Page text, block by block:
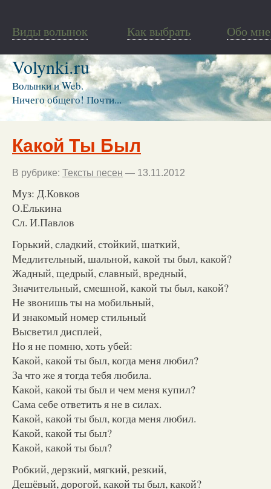
Виды волынок Как выбрать Обо мне
Volynki.ru
Волынки и Web.
Ничего общего! Почти...
Какой Ты Был
В рубрике: Тексты песен — 13.11.2012
Муз: Д.Ковков
О.Елькина
Сл. И.Павлов
Горький, сладкий, стойкий, шаткий,
Медлительный, шальной, какой ты был, какой?
Жадный, щедрый, славный, вредный,
Значительный, смешной, какой ты был, какой?
Не звонишь ты на мобильный,
И знакомый номер стильный
Высветил дисплей,
Но я не помню, хоть убей:
Какой, какой ты был, когда меня любил?
За что же я тогда тебя любила.
Какой, какой ты был и чем меня купил?
Сама себе ответить я не в силах.
Какой, какой ты был, когда меня любил.
Какой, какой ты был?
Какой, какой ты был?
Робкий, дерзкий, мягкий, резкий,
Дешёвый, дорогой, какой ты был, какой?